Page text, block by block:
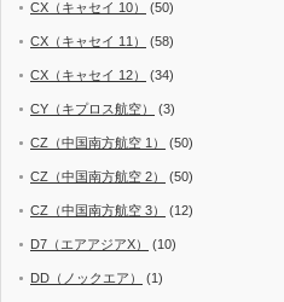
CX（キャセイ 10） (50)
CX（キャセイ 11） (58)
CX（キャセイ 12） (34)
CY（キプロス航空） (3)
CZ（中国南方航空 1） (50)
CZ（中国南方航空 2） (50)
CZ（中国南方航空 3） (12)
D7（エアアジアX） (10)
DD（ノックエア） (1)